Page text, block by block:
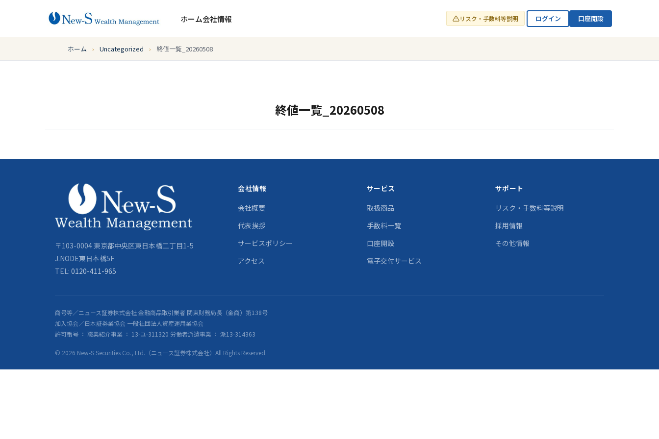
ホーム会社情報 リスク・手数料等説明 ログイン 口座開設
ホーム › Uncategorized › 終値一覧_20260508
終値一覧_20260508
〒103-0004 東京都中央区東日本橋二丁目1-5
J.NODE東日本橋5F
TEL: 0120-411-965
会社情報
会社概要
代表挨拶
サービスポリシー
アクセス
サービス
取扱商品
手数料一覧
口座開設
電子交付サービス
サポート
リスク・手数料等説明
採用情報
その他情報
商号等／ニュース証券株式会社 金融商品取引業者 関東財務局長（金商）第138号
加入協会／日本証券業協会 一般社団法人資産運用業協会
許可番号 ： 職業紹介事業 ： 13-ユ-311320 労働者派遣事業 ： 派13-314363
© 2026 New-S Securities Co., Ltd.（ニュース証券株式会社）All Rights Reserved.